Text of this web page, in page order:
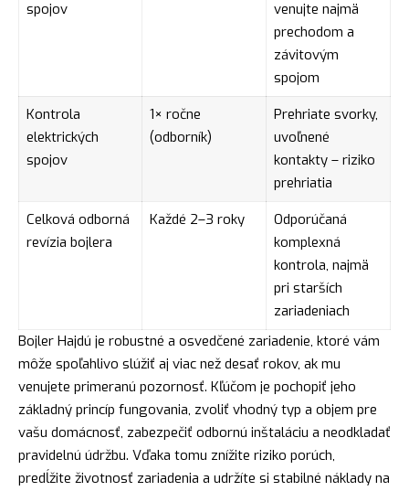
spojov
venujte najmä
prechodom a
závitovým
spojom
Kontrola
elektrických
spojov
1× ročne
(odborník)
Prehriate svorky,
uvoľnené
kontakty – riziko
prehriatia
Celková odborná
revízia bojlera
Každé 2–3 roky
Odporúčaná
komplexná
kontrola, najmä
pri starších
zariadeniach
Bojler Hajdú je robustné a osvedčené zariadenie, ktoré vám
môže spoľahlivo slúžiť aj viac než desať rokov, ak mu
venujete primeranú pozornosť. Kľúčom je pochopiť jeho
základný princíp fungovania, zvoliť vhodný typ a objem pre
vašu domácnosť, zabezpečiť odbornú inštaláciu a neodkladať
pravidelnú údržbu. Vďaka tomu znížite riziko porúch,
predĺžite životnosť zariadenia a udržíte si stabilné náklady na